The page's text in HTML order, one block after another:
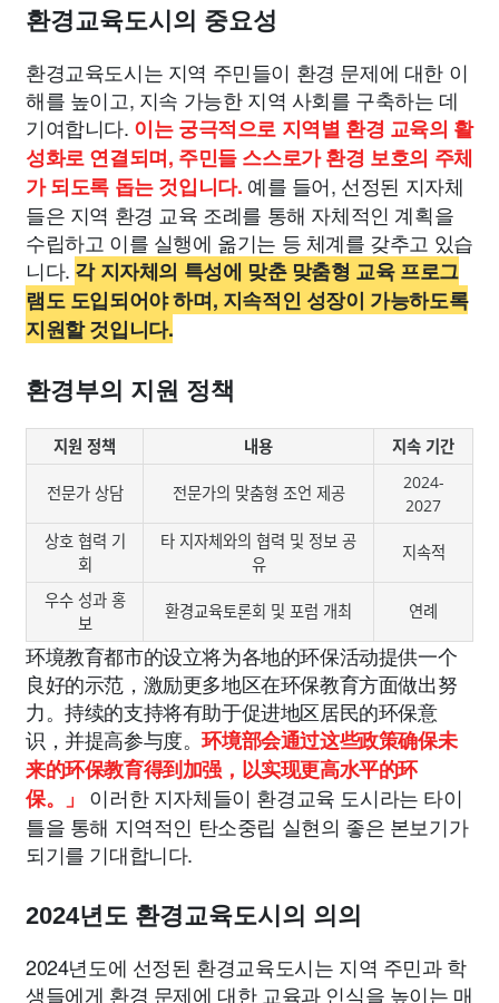
환경교육도시의 중요성
환경교육도시는 지역 주민들이 환경 문제에 대한 이
해를 높이고, 지속 가능한 지역 사회를 구축하는 데
기여합니다. 이는 궁극적으로 지역별 환경 교육의 활
성화로 연결되며, 주민들 스스로가 환경 보호의 주체
가 되도록 돕는 것입니다. 예를 들어, 선정된 지자체
들은 지역 환경 교육 조례를 통해 자체적인 계획을
수립하고 이를 실행에 옮기는 등 체계를 갖추고 있습
니다. 각 지자체의 특성에 맞춘 맞춤형 교육 프로그
램도 도입되어야 하며, 지속적인 성장이 가능하도록
지원할 것입니다.
환경부의 지원 정책
지원 정책 내용 지속 기간
전문가 상담 전문가의 맞춤형 조언 제공
2024-
2027
상호 협력 기
회
타 지자체와의 협력 및 정보 공
유
지속적
우수 성과 홍
보
환경교육토론회 및 포럼 개최 연례
环境教育都市的设立将为各地的环保活动提供一个
良好的示范，激励更多地区在环保教育方面做出努
力。持续的支持将有助于促进地区居民的环保意
识，并提高参与度。环境部会通过这些政策确保未
来的环保教育得到加强，以实现更高水平的环
保。」 이러한 지자체들이 환경교육 도시라는 타이
틀을 통해 지역적인 탄소중립 실현의 좋은 본보기가
되기를 기대합니다.
2024년도 환경교육도시의 의의
2024년도에 선정된 환경교육도시는 지역 주민과 학
생들에게 환경 문제에 대한 교육과 인식을 높이는 매